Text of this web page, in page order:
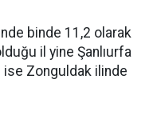
binde 11,2 olarak
il yine Şanlıurfa
ise Zonguldak ilinde